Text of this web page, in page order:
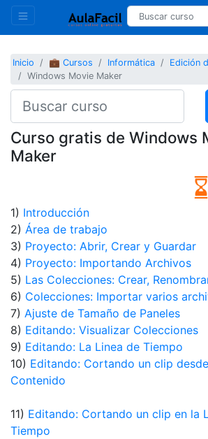
Inicio 💼 Cursos Informática
Edición
Windows Movie Maker
Curso gratis de Windows
Maker
1) Introducción
2) Área de trabajo
3) Proyecto: Abrir, Crear y Guardar
4) Proyecto: Importando Archivos
5) Las Colecciones: Crear,
6) Colecciones: Importar varios
7) Ajuste de Tamaño de Paneles
8) Editando: Visualizar Colecciones
9) Editando: La Linea de Tiempo
10) Editando: Cortando un clip
Contenido
11) Editando: Cortando un clip en la
Tiempo